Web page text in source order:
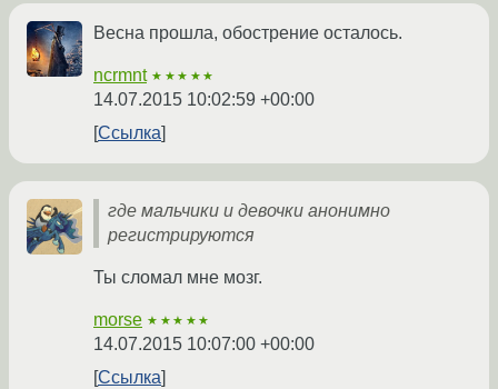
Весна прошла, обострение осталось.
ncrmnt ★★★★★
14.07.2015 10:02:59 +00:00
Ссылка
где мальчики и девочки анонимно
регистрируются
Ты сломал мне мозг.
morse ★★★★★
14.07.2015 10:07:00 +00:00
Ссылка